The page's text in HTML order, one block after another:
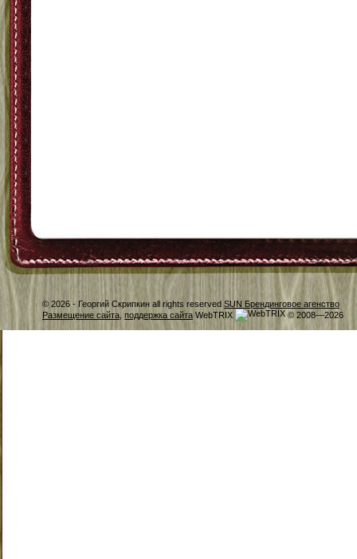
© 2026 - Георгий Скрипкин all rights reserved SUN Брендинговое агенство
Размещение сайта, поддержка сайта WebTRIX © 2008—2026